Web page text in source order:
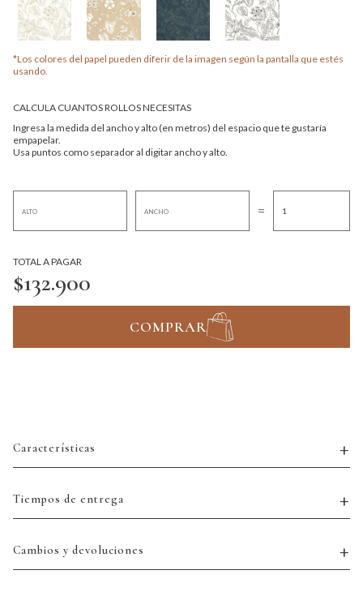
*Los colores del papel pueden diferir de la imagen según la pantalla que estés
usando.
CALCULA CUANTOS ROLLOS NECESITAS
Ingresa la medida del ancho y alto (en metros) del espacio que te gustaría
empapelar.
Usa puntos como separador al digitar ancho y alto.
=
TOTAL A PAGAR
$132.900
COMPRAR
Características
Tiempos de entrega
Cambios y devoluciones